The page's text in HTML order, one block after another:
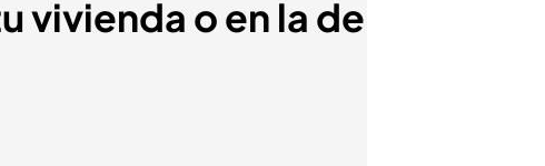
vivienda o en la de